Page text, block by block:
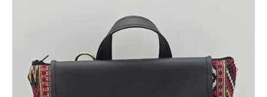
LOCAL STORES
CONTATTI